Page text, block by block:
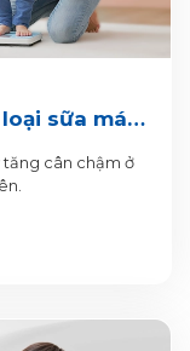
sữa mát
cân chậm ở